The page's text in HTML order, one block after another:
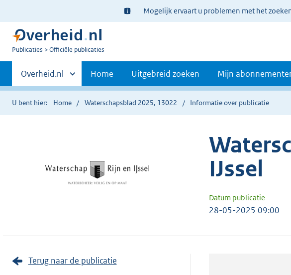
Ter
informatie:
Mogelijk ervaart u problemen met het
U
Publicaties Officiële publicaties
Primaire
navigatie
Andere
sites
binnen
Overheid.nl Home Uitgebreid zoeken Mijn
U bent hier: Home Waterschapsblad 2025, 13022 Informatie over publicatie
IJssel
Datum publicatie
28-05-2025 09:00
Terug naar de publicatie